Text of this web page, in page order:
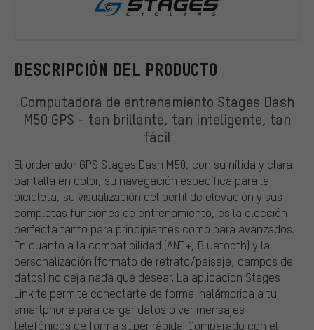
DESCRIPCIÓN DEL PRODUCTO
Computadora de entrenamiento Stages Dash
M50 GPS - tan brillante, tan inteligente, tan
fácil
El ordenador GPS Stages Dash M50, con su nítida y clara
pantalla en color, su navegación específica para la
bicicleta, su visualización del perfil de elevación y sus
completas funciones de entrenamiento, es la elección
perfecta tanto para principiantes como para avanzados.
En cuanto a la compatibilidad (ANT+, Bluetooth) y la
personalización (formato de retrato/paisaje, campos de
datos) no deja nada que desear. La aplicación Stages
Link te permite conectarte de forma inalámbrica a tu
smartphone para cargar datos o ver mensajes
telefónicos de forma súper rápida. Comparado con el